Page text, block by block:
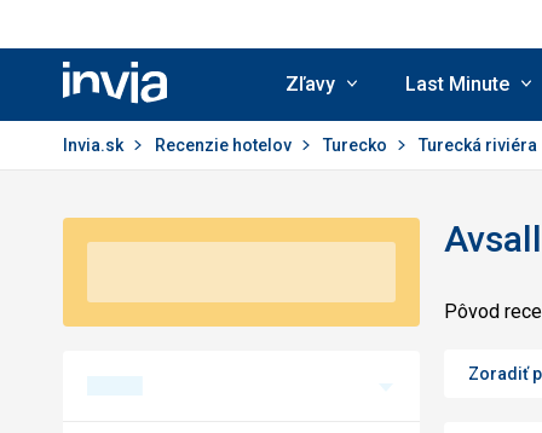
Invia.sk
Zľavy Last Minute
Invia.sk Recenzie hotelov Turecko Turecká riviéra
Pôvod
Zoradiť